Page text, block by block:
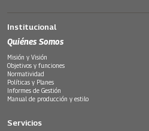
Institucional
Quiénes Somos
Misión y Visión
Objetivos y funciones
Normatividad
Políticas y Planes
Informes de Gestión
Manual de producción y estilo
Servicios